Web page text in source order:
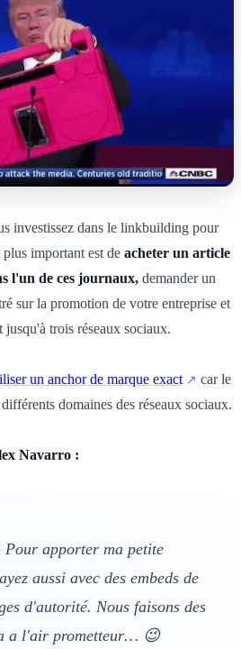
investissez dans le linkbuilding pour
important est de acheter un article
l'un de ces journaux, demander un
sur la promotion de votre entreprise et
trois réseaux sociaux.
un anchor de marque exact
car le
domaines des réseaux sociaux.
Navarro :
apporter ma petite
aussi avec des embeds de
d'autorité. Nous faisons des
a l'air prometteur… 😉